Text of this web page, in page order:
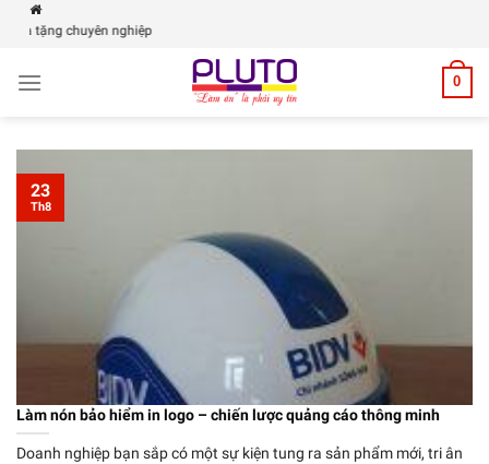
Skip
0
Làm nón bảo hiểm in logo – chiến lược quảng cáo thông minh
Doanh nghiệp bạn sắp có một sự kiện tung ra sản phẩm mới, tri ân
23
Th8